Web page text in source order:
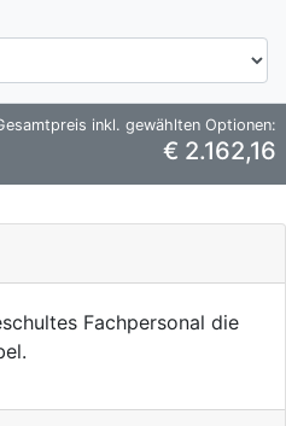
inkl. gewählten Optionen:
€ 2.162,16
Fachpersonal die